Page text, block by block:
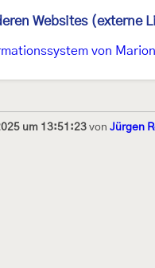
Websites (externe
von
um 13:51:23 von Jürgen